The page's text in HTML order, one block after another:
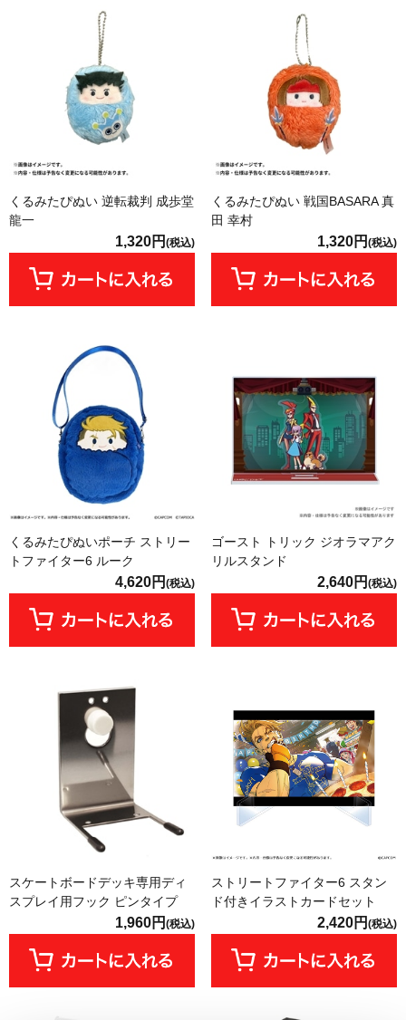
くるみたぴぬい 逆転裁判 成歩堂
龍一
1,320円 (税込)
くるみたぴぬい 戦国BASARA 真
田 幸村
1,320円 (税込)
くるみたぴぬいポーチ ストリー
トファイター6 ルーク
4,620円 (税込)
ゴースト トリック ジオラマアク
リルスタンド
2,640円 (税込)
スケートボードデッキ専用ディ
スプレイ用フック ピンタイプ
1,960円 (税込)
ストリートファイター6 スタン
ド付きイラストカードセット
2,420円 (税込)